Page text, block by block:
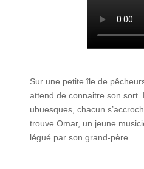
Sur une petite île de
attend de connaitre son
ubuesques, chacun
trouve Omar, un jeune
légué par son grand-père.